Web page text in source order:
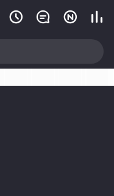
   